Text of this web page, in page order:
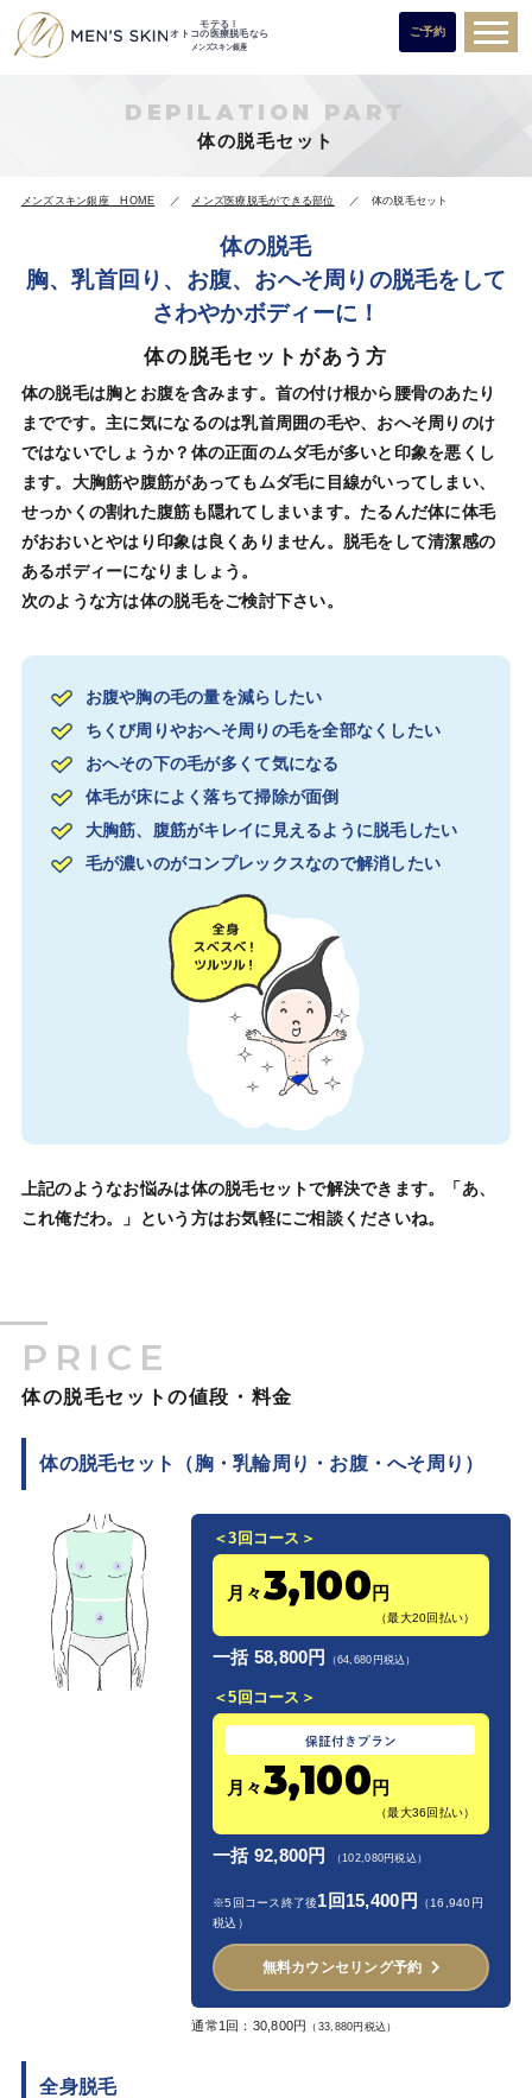
モテる！
オトコの医療脱毛なら
メンズスキン銀座
ご予約
DEPILATION PART
体の脱毛セット
メンズスキン銀座 HOME メンズ医療脱毛ができる部位 体の脱毛セット
体の脱毛
胸、乳首回り、お腹、おへそ周りの脱毛をして
さわやかボディーに！
体の脱毛セットがあう方
体の脱毛は胸とお腹を含みます。首の付け根から腰骨のあたり
までです。主に気になるのは乳首周囲の毛や、おへそ周りのけ
ではないでしょうか？体の正面のムダ毛が多いと印象を悪くし
ます。大胸筋や腹筋があってもムダ毛に目線がいってしまい、
せっかくの割れた腹筋も隠れてしまいます。たるんだ体に体毛
がおおいとやはり印象は良くありません。脱毛をして清潔感の
あるボディーになりましょう。
次のような方は体の脱毛をご検討下さい。
お腹や胸の毛の量を減らしたい
ちくび周りやおへそ周りの毛を全部なくしたい
おへその下の毛が多くて気になる
体毛が床によく落ちて掃除が面倒
大胸筋、腹筋がキレイに見えるように脱毛したい
毛が濃いのがコンプレックスなので解消したい
上記のようなお悩みは体の脱毛セットで解決できます。「あ、
これ俺だわ。」という方はお気軽にご相談くださいね。
PRICE
体の脱毛セットの値段・料金
体の脱毛セット（胸・乳輪周り・お腹・へそ周り）
＜3回コース＞
月々3,100 円
（最大20回払い）
一括 58,800円 （64,680円税込）
＜5回コース＞
月々3,100 円
（最大36回払い）
一括 92,800円 （102,080円税込）
※5回コース終了後1回15,400円
（16,940円
税込）
無料カウンセリング予約
通常1回：30,800円 （33,880円税込）
全身脱毛